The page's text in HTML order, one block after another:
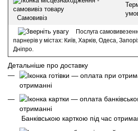
Самовивіз
Послуга
парнерів у містах: Київ, Харків, Одеса,
Дніпро.
Детальніше про доставку
отриманні
Банківською карткою під час